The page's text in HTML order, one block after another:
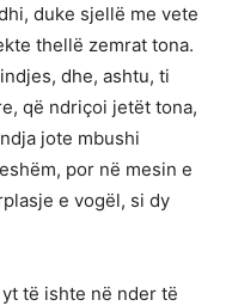
duke sjellë me vete
thellë zemrat tona.
dhe, ashtu, ti
që ndriçoi jetët tona,
jote mbushi
por në mesin e
e vogël, si dy
të ishte në nder të